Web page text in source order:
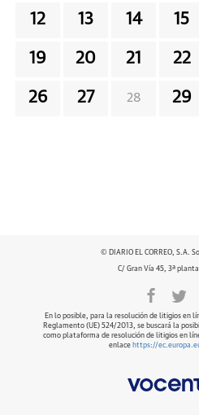
12 13 14 15
19 20 21 22
26 27 28 29
© DIARIO EL CORREO, S.A.
C/ Gran Vía 45, 3ª
En lo posible, para la resolución de litigios en
Reglamento (UE) 524/2013, se buscará la
como plataforma de resolución de litigios en
enlace https://